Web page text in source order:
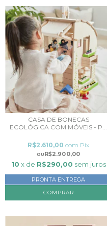
CASA DE BONECAS
ECOLÓGICA COM MÓVEIS - P...
R$2.900,00
R$2.610,00 com Pix
10 x de R$290,00 sem juros
PRONTA ENTREGA